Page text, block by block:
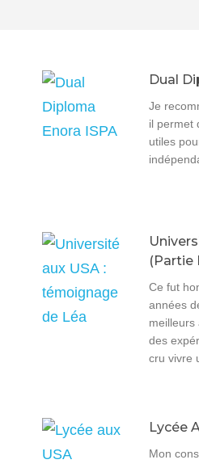
Dual
Je
il permet
utiles
(partie
Ce fut
années
meilleurs
des
cru vivre
Lycée
Mon